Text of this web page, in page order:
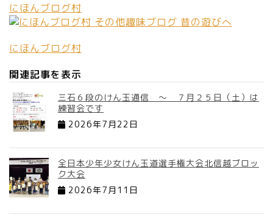
にほんブログ村
にほんブログ村
関連記事を表示
三石６段のけん玉通信 ～ ７月２５日（土）は
練習会です
2026年7月22日
全日本少年少女けん玉道選手権大会北信越ブロッ
ク大会
2026年7月11日